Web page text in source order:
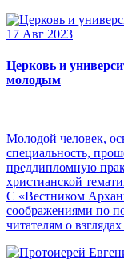
17 Авг 2023
Церковь и
молодым
Молодой человек,
специальность,
преддипломную
христианской
С «Вестником
соображениями по
читателям о